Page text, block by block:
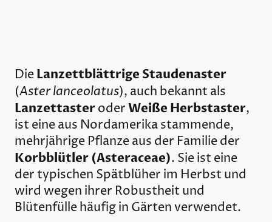
DieLanzettblättrige Staudenaster
(Aster lanceolatus), auch bekannt als
LanzettasteroderWeiße Herbstaster,
ist eine aus Nordamerika stammende,
mehrjährige Pflanze aus der Familie der
Korbblütler (Asteraceae). Sie ist eine
der typischen Spätblüher im Herbst und
wird wegen ihrer Robustheit und
Blütenfülle häufig in Gärten verwendet.